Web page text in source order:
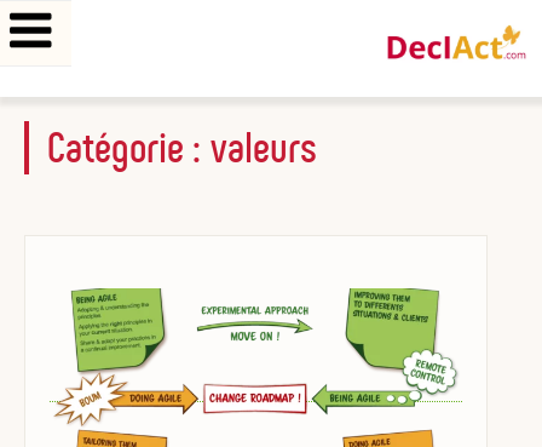
Aller
principal
Catégorie : valeurs